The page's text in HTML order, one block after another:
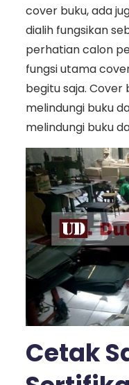
cover buku, ada
dialih fungsikan
perhatian calon
fungsi utama
begitu saja.
melindungi buku
melindungi buku
Cetak